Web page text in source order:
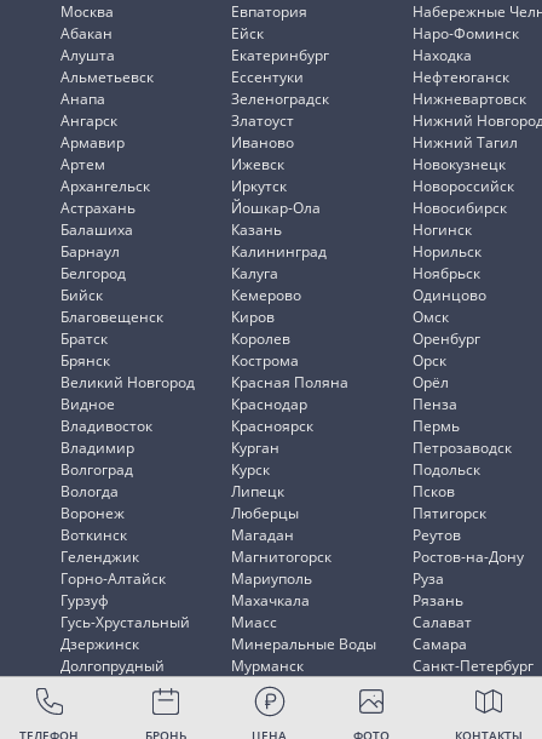
ТЕЛЕФОН БРОНЬ ЦЕНА ФОТО КОНТАКТЫ
Москва
Абакан
Алушта
Альметьевск
Анапа
Ангарск
Армавир
Артем
Архангельск
Астрахань
Балашиха
Барнаул
Белгород
Бийск
Благовещенск
Братск
Брянск
Великий Новгород
Видное
Владивосток
Владимир
Волгоград
Вологда
Воронеж
Воткинск
Геленджик
Горно-Алтайск
Гурзуф
Гусь-Хрустальный
Дзержинск
Долгопрудный
Евпатория
Ейск
Екатеринбург
Ессентуки
Зеленоградск
Златоуст
Иваново
Ижевск
Иркутск
Йошкар-Ола
Казань
Калининград
Калуга
Кемерово
Киров
Королев
Кострома
Красная Поляна
Краснодар
Красноярск
Курган
Курск
Липецк
Люберцы
Магадан
Магнитогорск
Мариуполь
Махачкала
Миасс
Минеральные Воды
Мурманск
Мытищи
Набережные
Наро-Фоминск
Находка
Нефтеюганск
Нижневартовск
Нижний
Нижний Тагил
Новокузнецк
Новороссийск
Новосибирск
Ногинск
Норильск
Ноябрьск
Одинцово
Омск
Оренбург
Орск
Орёл
Пенза
Пермь
Петрозаводск
Подольск
Псков
Пятигорск
Реутов
Ростов-на-Дону
Руза
Рязань
Салават
Самара
Санкт-Петербург